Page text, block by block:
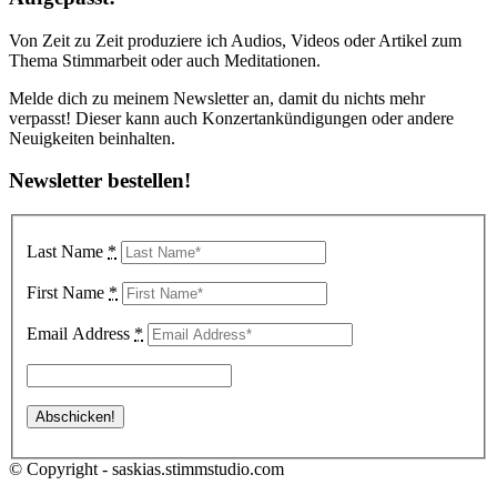
Von Zeit zu Zeit produziere ich Audios, Videos oder Artikel zum
Thema Stimmarbeit oder auch Meditationen.
Melde dich zu meinem Newsletter an, damit du nichts mehr
verpasst! Dieser kann auch Konzertankündigungen oder andere
Neuigkeiten beinhalten.
Newsletter bestellen!
Last Name *
First Name *
Email Address *
© Copyright - saskias.stimmstudio.com